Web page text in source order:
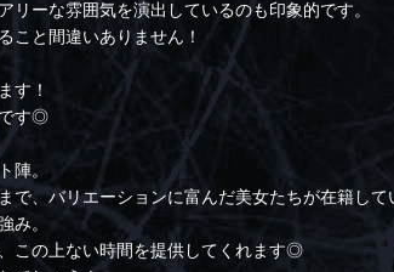
ーな雰囲気を演出しているのも印象的です。
こと間違いありません！
す！
です◎
陣。
、バリエーションに富んだ美女たちが在籍して
み。
この上ない時間を提供してくれます◎